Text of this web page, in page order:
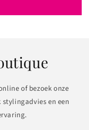
of bezoek onze
en een